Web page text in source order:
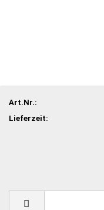
Art.Nr.:
Lieferzeit: